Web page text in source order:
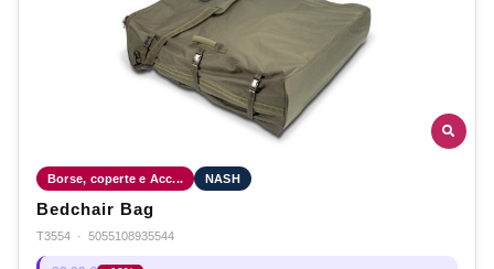
Borse, coperte e Acc... NASH
Bedchair Bag
T3554 · 5055108935544